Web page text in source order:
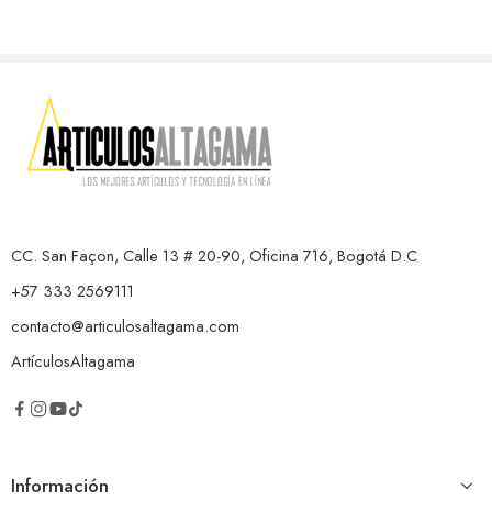
CC. San Façon, Calle 13 # 20-90, Oficina 716, Bogotá D.C
+57 333 2569111
contacto@articulosaltagama.com
ArtículosAltagama
Información